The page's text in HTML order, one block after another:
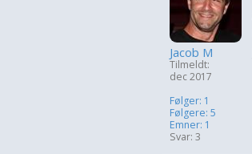
Jacob M
Tilmeldt:
dec 2017
Følger: 1
Følgere: 5
Emner: 1
Svar: 3